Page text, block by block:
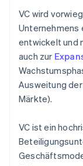
VC wird
Unternehmens
entwickelt und
auch zur
Ausweitung
Märkte).
VC ist ein